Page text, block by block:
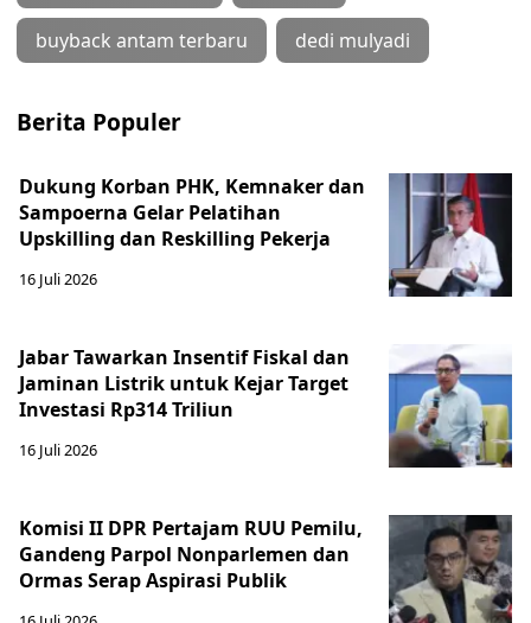
buyback antam terbaru dedi mulyadi
Berita Populer
Dukung Korban PHK, Kemnaker dan
Sampoerna Gelar Pelatihan
Upskilling dan Reskilling Pekerja
16 Juli 2026
Jabar Tawarkan Insentif Fiskal dan
Jaminan Listrik untuk Kejar Target
Investasi Rp314 Triliun
16 Juli 2026
Komisi II DPR Pertajam RUU Pemilu,
Gandeng Parpol Nonparlemen dan
Ormas Serap Aspirasi Publik